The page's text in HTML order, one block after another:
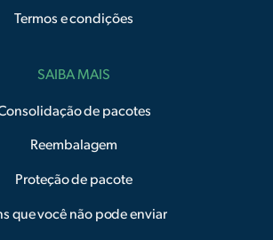
Termos e condições
SAIBA MAIS
de pacotes
Reembalagem
Proteção de pacote
que você não pode enviar